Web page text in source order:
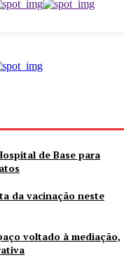
de Base para
da vacinação neste
voltado à mediação,